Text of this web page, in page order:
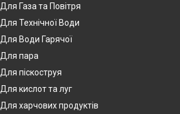
Для Газа та Повітря
Для Технічної Води
Для Води Гарячої
Для пара
Для піскоструя
Для кислот та луг
Для харчових продуктів